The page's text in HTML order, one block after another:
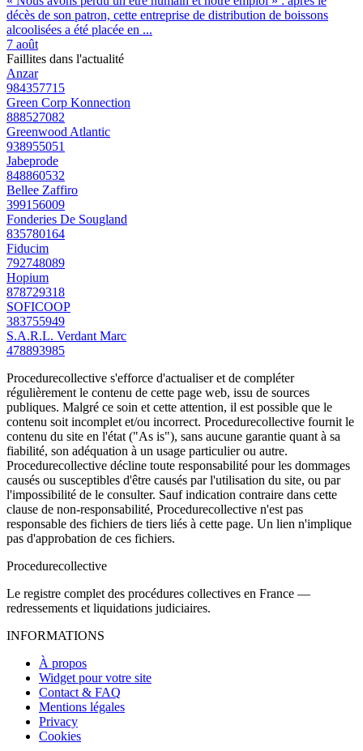
décès de son patron, cette entreprise de distribution de boissons
alcoolisées a été placée en ...
7 août
Faillites dans l'actualité
Anzar
984357715
Green Corp Konnection
888527082
Greenwood Atlantic
938955051
Jabeprode
848860532
Bellee Zaffiro
399156009
Fonderies De Sougland
835780164
Fiducim
792748089
Hopium
878729318
SOFICOOP
383755949
S.A.R.L. Verdant Marc
478893985
Procedurecollective s'efforce d'actualiser et de compléter
régulièrement le contenu de cette page web, issu de sources
publiques. Malgré ce soin et cette attention, il est possible que le
contenu soit incomplet et/ou incorrect. Procedurecollective fournit le
contenu du site en l'état ("As is"), sans aucune garantie quant à sa
fiabilité, son adéquation à un usage particulier ou autre.
Procedurecollective décline toute responsabilité pour les dommages
causés ou susceptibles d'être causés par l'utilisation du site, ou par
l'impossibilité de le consulter. Sauf indication contraire dans cette
clause de non-responsabilité, Procedurecollective n'est pas
responsable des fichiers de tiers liés à cette page. Un lien n'implique
pas d'approbation de ces fichiers.
Procedurecollective
Le registre complet des procédures collectives en France —
redressements et liquidations judiciaires.
INFORMATIONS
À propos
Widget pour votre site
Contact & FAQ
Mentions légales
Privacy
Cookies